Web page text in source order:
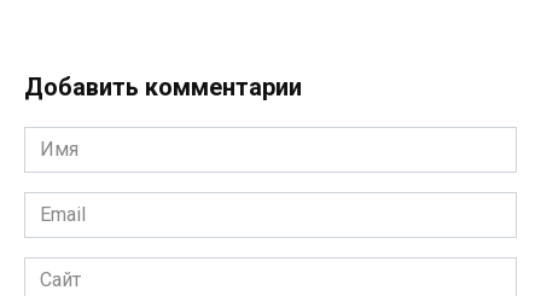
Добавить комментарии
Имя
*
Email
*
Сайт